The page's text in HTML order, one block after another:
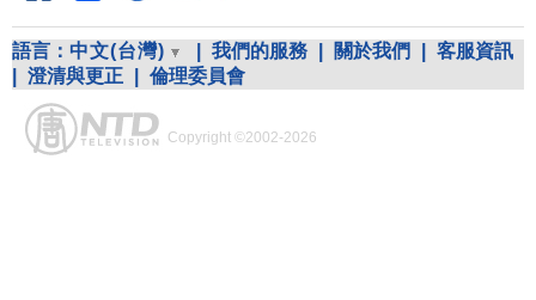
語言： 中文(台灣) 我們的服務 關於我們
客服資訊
澄清與更正 倫理委員會
Copyright ©2002-2026